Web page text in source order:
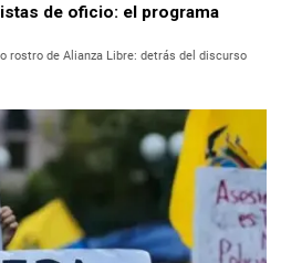
de oficio: el programa
rostro de Alianza Libre: detrás del discurso